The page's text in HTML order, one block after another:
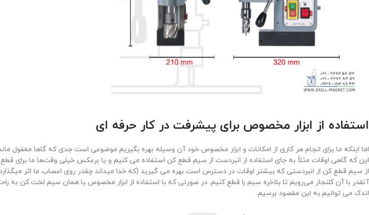
استفاده از ابزار مخصوص برای پیشرفت در کار حرفه ای
اما اینکه ما برای انجام هر کاری از امکانات و ابزار مخصوص خود آن وسیله بهره بگیریم موضوعی است جدی که گاها مغفول
این که گاهی اوقات مثلاً به جای استفاده از انبردست از سیم قطع کن استفاده می کنیم و یا برعکس خیلی وقت‌ها ما برای
از سیم قطع کن از انبردستی که بیشتر اوقات در دسترس است بهره می گیرید (که خدا میداند چقدر روی اعصاب ما اثر
آنقدر با آن کلنجار می‌رویم تا بلاخره سیم را قطع کنیم. در صورتی که با استفاده از ابزار مخصوص یا همان سیم لخت کن به
اندک می توانیم به این مقصود برسیم.